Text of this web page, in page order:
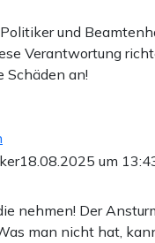
und
Verantwortung
Schäden an!
18.08.2025 um
nehmen! Der
man nicht hat,